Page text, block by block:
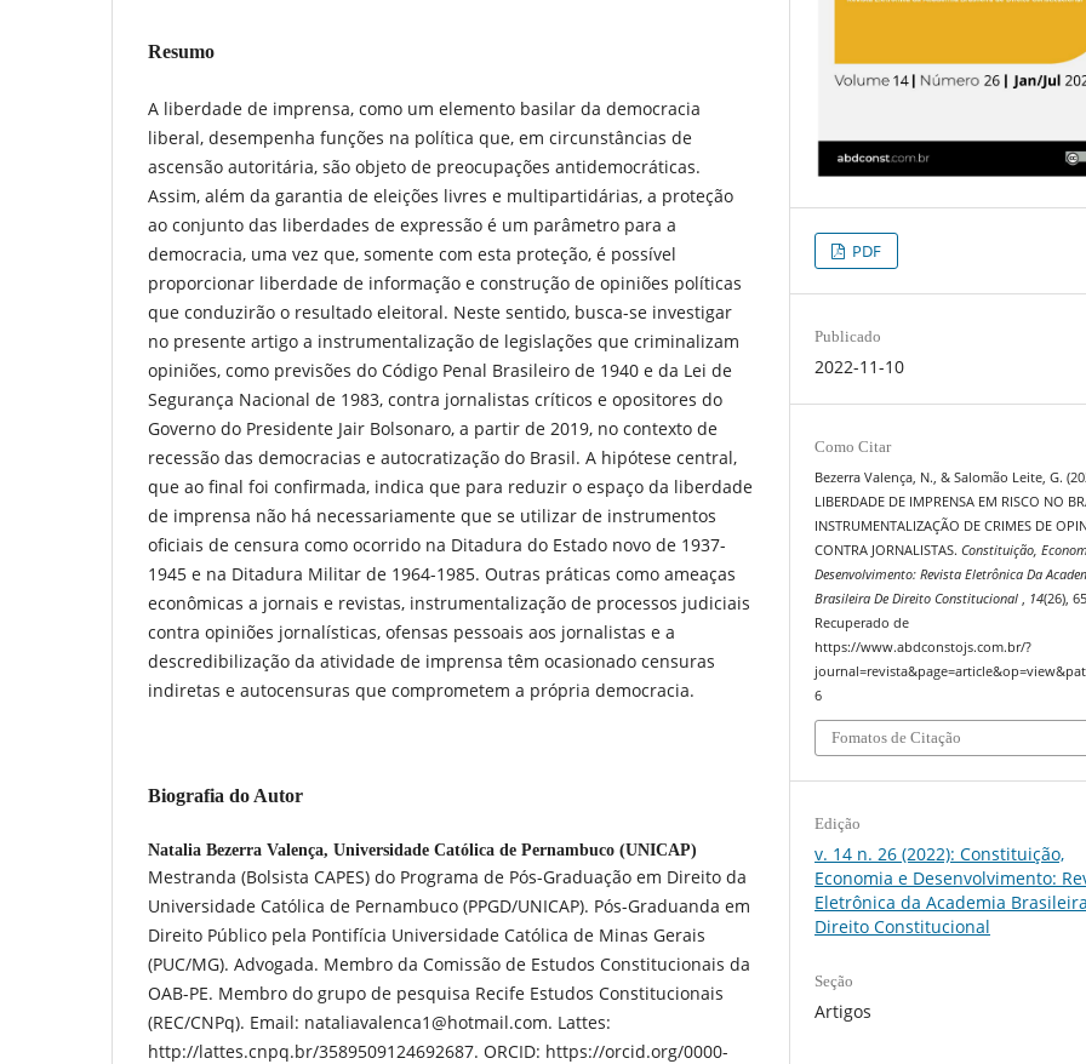
Resumo
A liberdade de imprensa, como um elemento basilar da democracia
liberal, desempenha funções na política que, em circunstâncias de
ascensão autoritária, são objeto de preocupações antidemocráticas.
Assim, além da garantia de eleições livres e multipartidárias, a proteção
ao conjunto das liberdades de expressão é um parâmetro para a
democracia, uma vez que, somente com esta proteção, é possível
proporcionar liberdade de informação e construção de opiniões políticas
que conduzirão o resultado eleitoral. Neste sentido, busca-se investigar
no presente artigo a instrumentalização de legislações que criminalizam
opiniões, como previsões do Código Penal Brasileiro de 1940 e da Lei de
Segurança Nacional de 1983, contra jornalistas críticos e opositores do
Governo do Presidente Jair Bolsonaro, a partir de 2019, no contexto de
recessão das democracias e autocratização do Brasil. A hipótese central,
que ao final foi confirmada, indica que para reduzir o espaço da liberdade
de imprensa não há necessariamente que se utilizar de instrumentos
oficiais de censura como ocorrido na Ditadura do Estado novo de 1937-
1945 e na Ditadura Militar de 1964-1985. Outras práticas como ameaças
econômicas a jornais e revistas, instrumentalização de processos judiciais
contra opiniões jornalísticas, ofensas pessoais aos jornalistas e a
descredibilização da atividade de imprensa têm ocasionado censuras
indiretas e autocensuras que comprometem a própria democracia.
Biografia do Autor
Natalia Bezerra Valença, Universidade Católica de Pernambuco (UNICAP)
Mestranda (Bolsista CAPES) do Programa de Pós-Graduação em Direito da
Universidade Católica de Pernambuco (PPGD/UNICAP). Pós-Graduanda em
Direito Público pela Pontifícia Universidade Católica de Minas Gerais
(PUC/MG). Advogada. Membro da Comissão de Estudos Constitucionais da
OAB-PE. Membro do grupo de pesquisa Recife Estudos Constitucionais
(REC/CNPq). Email: nataliavalenca1@hotmail.com. Lattes:
http://lattes.cnpq.br/3589509124692687. ORCID: https://orcid.org/0000-
PDF
Publicado
2022-11-10
Como Citar
Bezerra Valença, N., & Salomão Leite, G.
LIBERDADE DE IMPRENSA EM RISCO NO
INSTRUMENTALIZAÇÃO DE CRIMES DE
CONTRA JORNALISTAS.Constituição,
Desenvolvimento: Revista Eletrônica Da
Brasileira De Direito Constitucional
14(26),
Recuperado de
https://www.abdconstojs.com.br/?
6
Fomatos de Citação
Edição
v. 14 n. 26 (2022): Constituição,
Economia e Desenvolvimento:
Eletrônica da Academia
Direito Constitucional
Seção
Artigos